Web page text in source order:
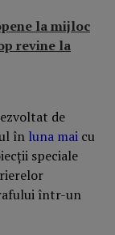
la mijloc
revine la
de
în luna mai cu
speciale
într-un